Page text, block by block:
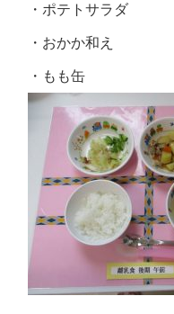
・ポテトサラダ
・おかか和え
・もも缶